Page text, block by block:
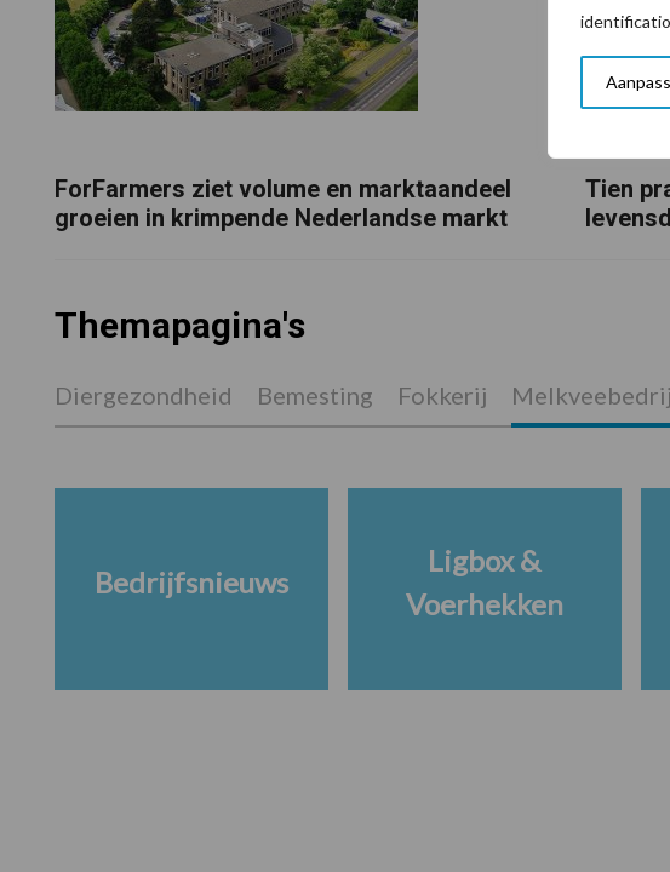
ForFarmers ziet volume en marktaandeel
groeien in krimpende Nederlandse markt
Tien
Themapagina's
Diergezondheid Bemesting Fokkerij
Bedrijfsnieuws
Ligbox &
Voerhekken